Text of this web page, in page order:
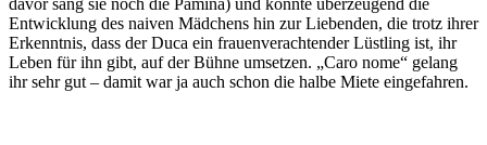
davor sang sie noch die Pamina) und konnte überzeugend die
Entwicklung des naiven Mädchens hin zur Liebenden, die trotz ihrer
Erkenntnis, dass der Duca ein frauenverachtender Lüstling ist, ihr
Leben für ihn gibt, auf der Bühne umsetzen. „Caro nome“ gelang
ihr sehr gut – damit war ja auch schon die halbe Miete eingefahren.